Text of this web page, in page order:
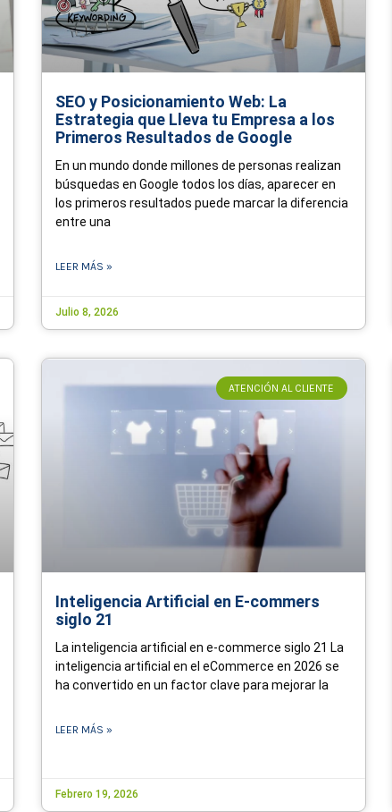
SEO y Posicionamiento Web: La
Estrategia que Lleva tu Empresa a los
Primeros Resultados de Google
En un mundo donde millones de personas realizan
búsquedas en Google todos los días, aparecer en
los primeros resultados puede marcar la diferencia
entre una
LEER MÁS »
Julio 8, 2026
ATENCIÓN AL CLIENTE
Inteligencia Artificial en E-commers
siglo 21
La inteligencia artificial en e-commerce siglo 21 La
inteligencia artificial en el eCommerce en 2026 se
ha convertido en un factor clave para mejorar la
LEER MÁS »
Febrero 19, 2026